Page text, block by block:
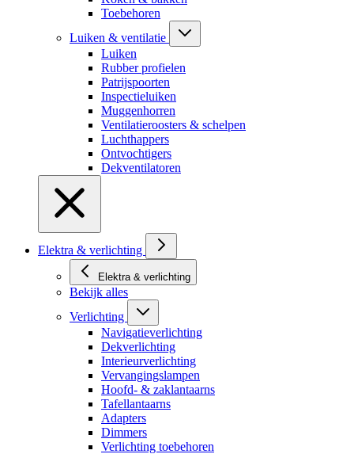
Toebehoren
Luiken & ventilatie
Luiken
Rubber profielen
Patrijspoorten
Inspectieluiken
Muggenhorren
Ventilatieroosters & schelpen
Luchthappers
Ontvochtigers
Dekventilatoren
Elektra & verlichting
Elektra & verlichting
Bekijk alles
Verlichting
Navigatieverlichting
Dekverlichting
Interieurverlichting
Vervangingslampen
Hoofd- & zaklantaarns
Tafellantaarns
Adapters
Dimmers
Verlichting toebehoren